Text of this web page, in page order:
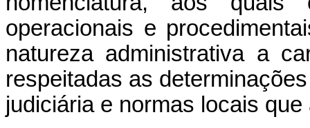
operacionais e
natureza administrativa a
respeitadas as
judiciária e normas locais